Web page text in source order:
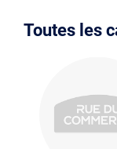
Toutes les